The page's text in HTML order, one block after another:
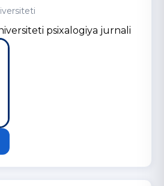
psixalogiya jurnali